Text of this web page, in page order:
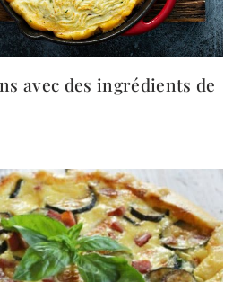
avec des ingrédients de